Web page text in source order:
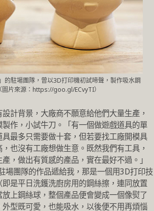
的駐場團隊，曾以3D打印機初試啼聲，製作吸水鋼
圖片來源：https://goo.gl/ECvyTI）
計背景，大廠商不願意給他們大量生產，
作，小試牛刀。「有一個做遊戲道具的單
最多只需要做十套，但若要找工廠開模具
也沒有工廠想做生意。既然我們有工具，
，做出有質感的產品，實在最好不過。」
場團隊的作品遞給我，那是一個用3D打印技
是平日洗鑊洗廚房用的鋼絲擦，連同放置
上鋼絲球，整個產品便會變成一個像熨了
外型既可愛，也能吸水，以後便不用再煩惱